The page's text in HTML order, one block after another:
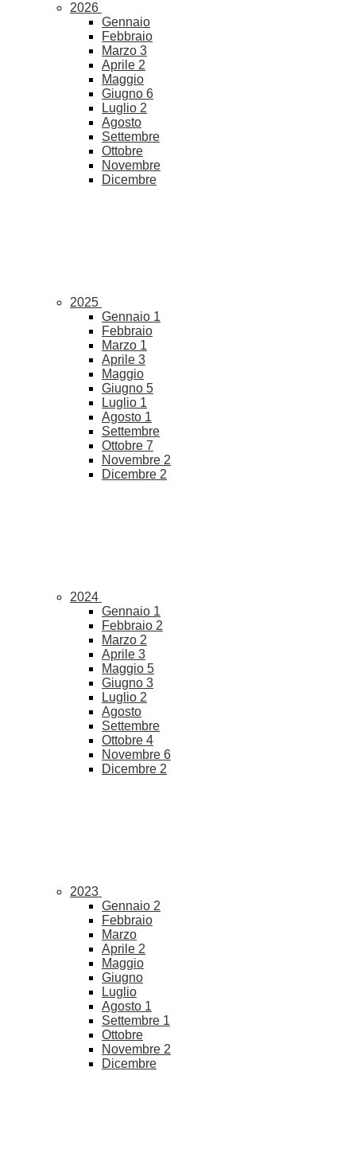
2026
Gennaio
Febbraio
Marzo 3
Aprile 2
Maggio
Giugno 6
Luglio 2
Agosto
Settembre
Ottobre
Novembre
Dicembre
2025
Gennaio 1
Febbraio
Marzo 1
Aprile 3
Maggio
Giugno 5
Luglio 1
Agosto 1
Settembre
Ottobre 7
Novembre 2
Dicembre 2
2024
Gennaio 1
Febbraio 2
Marzo 2
Aprile 3
Maggio 5
Giugno 3
Luglio 2
Agosto
Settembre
Ottobre 4
Novembre 6
Dicembre 2
2023
Gennaio 2
Febbraio
Marzo
Aprile 2
Maggio
Giugno
Luglio
Agosto 1
Settembre 1
Ottobre
Novembre 2
Dicembre